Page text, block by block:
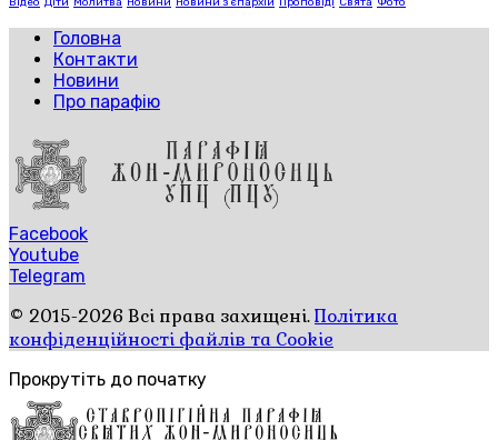
Відео Діти Молитва Новини Новини з єпархій Проповіді Свята Фото
Головна
Контакти
Новини
Про парафію
Facebook
Youtube
Telegram
© 2015-2026 Всі права захищені.Політика
конфіденційності файлів та Cookie
Прокрутіть до початку